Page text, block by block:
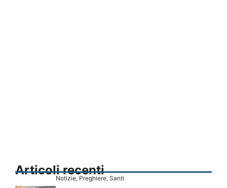
Articoli recenti
Notizie, Preghiere, Santi